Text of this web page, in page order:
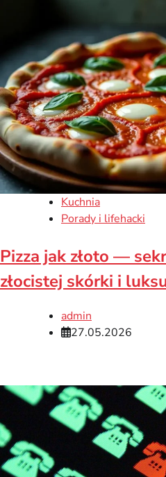
Kuchnia
Porady i lifehacki
Pizza jak złoto —
złocistej skórki i
admin
27.05.2026